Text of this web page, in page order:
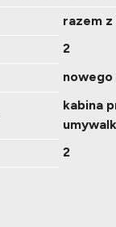
razem z
2
kabina
2